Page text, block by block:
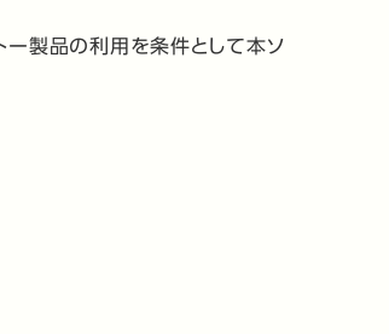
ー製品の利用を条件として本ソ